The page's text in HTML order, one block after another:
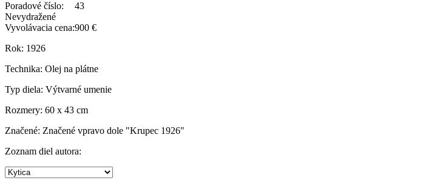
Poradové číslo:
43
Nevydražené
Vyvolávacia cena:900 €
Rok: 1926
Technika: Olej na plátne
Typ diela: Výtvarné umenie
Rozmery: 60 x 43 cm
Značené: Značené vpravo dole "Krupec 1926"
Zoznam diel autora: